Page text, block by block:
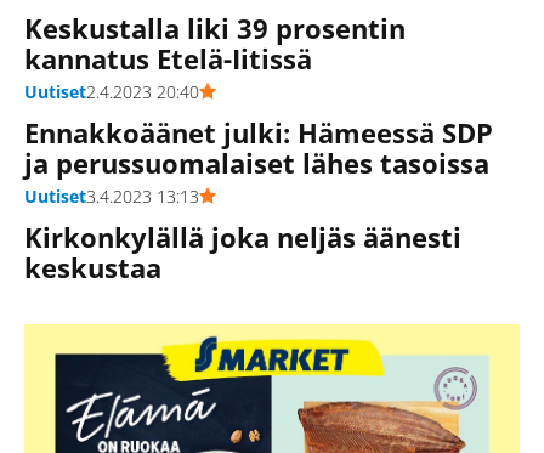
Keskustalla liki 39 prosentin
kannatus Etelä-Iitissä
Uutiset2.4.2023 20:40
Ennakkoäänet julki: Hämeessä SDP
ja perussuomalaiset lähes tasoissa
Uutiset3.4.2023 13:13
Kirkonkylällä joka neljäs äänesti
keskustaa